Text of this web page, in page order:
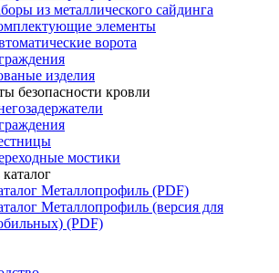
из металлического сайдинга
элементы
ворота
изделия
безопасности кровли
мостики
Металлопрофиль (PDF)
Металлопрофиль (версия для
(PDF)